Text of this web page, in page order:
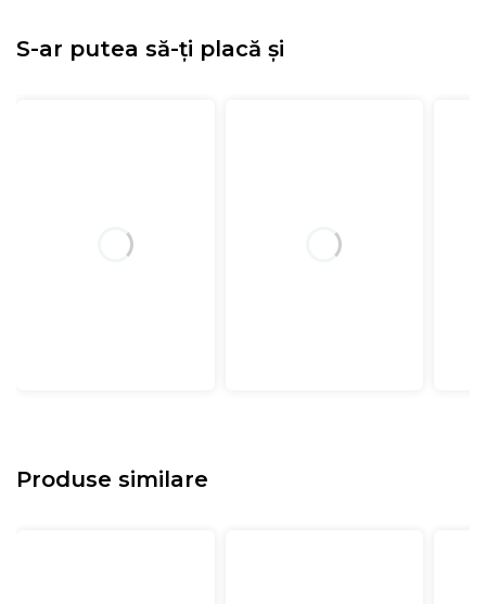
S-ar putea să-ți placă și
Produse similare